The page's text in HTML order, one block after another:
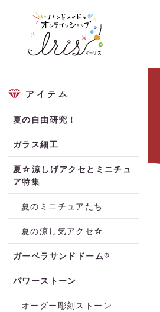
アイテム
夏の自由研究！
ガラス細工
夏☆涼しげアクセとミニチュ
ア特集
夏のミニチュアたち
夏の涼し気アクセ☆
ガーベラサンドドーム®
パワーストーン
オーダー彫刻ストーン